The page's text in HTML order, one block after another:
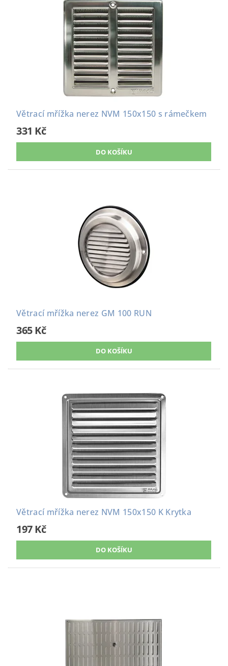
Větrací mřížka nerez NVM 150x150 s rámečkem
331 Kč
Větrací mřížka nerez GM 100 RUN
365 Kč
Větrací mřížka nerez NVM 150x150 K Krytka
197 Kč